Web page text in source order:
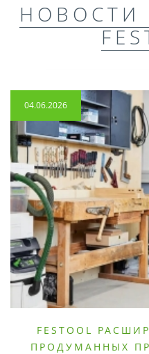
НОВОСТИ
04.06.2026
FESTOOL
ПРОДУМАННЫХ